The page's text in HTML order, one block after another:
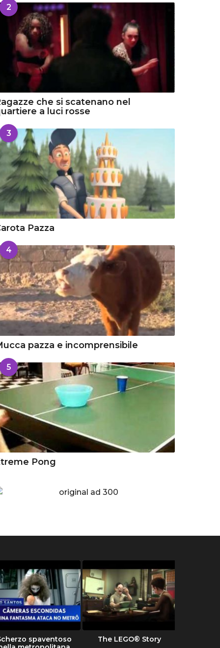
2
che si scatenano nel
a luci rosse
3
Pazza
4
pazza e incomprensibile
5
Pong
spaventoso
The LEGO® Story